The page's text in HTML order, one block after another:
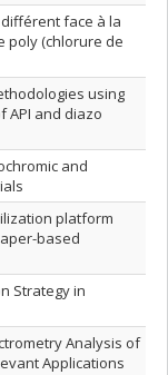
face à la
poly (chlorure de
using
API and diazo
and
platform
based
Strategy in
Analysis of
Applications